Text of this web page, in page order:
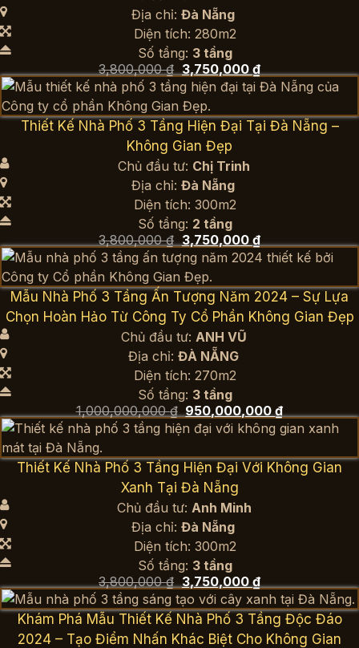
Địa chỉ: Đà Nẵng
Diện tích: 280m2
Số tầng: 3 tầng
3,800,000₫ Giá
gốc
là:
3,800,000 ₫.
3,750,000 ₫Giá
hiện
tại
3,750,000 ₫.
Thiết Kế Nhà Phố 3 Tầng Hiện Đại Tại Đà Nẵng –
Không Gian Đẹp
Chủ đầu tư: Chị Trinh
Địa chỉ: Đà Nẵng
Diện tích: 300m2
Số tầng: 2 tầng
3,800,000₫ Giá
gốc
là:
3,800,000 ₫.
3,750,000 ₫Giá
hiện
tại
3,750,000 ₫.
Mẫu Nhà Phố 3 Tầng Ấn Tượng Năm 2024 – Sự Lựa
Chọn Hoàn Hảo Từ Công Ty Cổ Phần Không Gian Đẹp
Chủ đầu tư: ANH VŨ
Địa chỉ: ĐÀ NẴNG
Diện tích: 270m2
Số tầng: 3 tầng
1,000,000,000₫ Giá
gốc
là:
950,000,000₫Giá
hiện
tại
Thiết Kế Nhà Phố 3 Tầng Hiện Đại Với Không Gian
Xanh Tại Đà Nẵng
Chủ đầu tư: Anh Minh
Địa chỉ: Đà Nẵng
Diện tích: 300m2
Số tầng: 3 tầng
3,800,000₫ Giá
gốc
là:
3,800,000 ₫.
3,750,000 ₫Giá
hiện
tại
là:
3,750,000 ₫.
Khám Phá Mẫu Thiết Kế Nhà Phố 3 Tầng Độc Đáo
2024 – Tạo Điểm Nhấn Khác Biệt Cho Không Gian